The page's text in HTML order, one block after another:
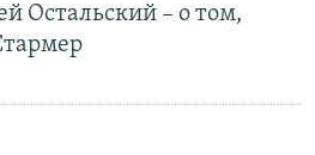
Остальский – о том,